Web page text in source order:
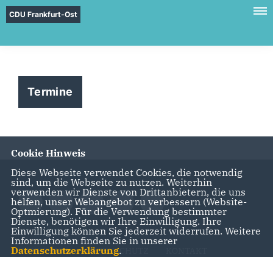
CDU Frankfurt-Ost
Termine
IMPRESSUM DATENSCHUTZ
Cookie Hinweis
Diese Webseite verwendet Cookies, die notwendig
sind, um die Webseite zu nutzen. Weiterhin
verwenden wir Dienste von Drittanbietern, die uns
helfen, unser Webangebot zu verbessern (Website-
Optmierung). Für die Verwendung bestimmter
Dienste, benötigen wir Ihre Einwilligung. Ihre
Einwilligung können Sie jederzeit widerrufen. Weitere
Informationen finden Sie in unserer
Datenschutzerklärung.